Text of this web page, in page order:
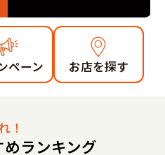
ペーン お店を探す
！
ランキング